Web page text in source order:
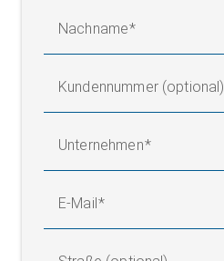
Nachname
Kundennummer (optional)
Unternehmen
E-Mail